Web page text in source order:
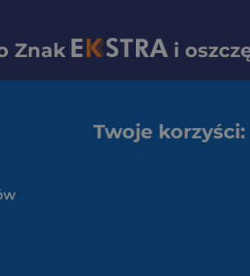
Znak i
Twoje korzyści: